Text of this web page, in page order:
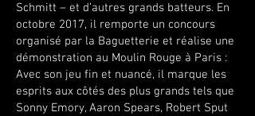
Schmitt – et d’autres grands batteurs. En
octobre 2017, il remporte un concours
organisé par la Baguetterie et réalise une
démonstration au Moulin Rouge à Paris :
Avec son jeu fin et nuancé, il marque les
esprits aux côtés des plus grands tels que
Sonny Emory, Aaron Spears, Robert Sput